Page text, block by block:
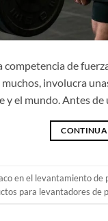
de
involucra
y el mundo. Antes
en el levantamiento de
para levantadores de